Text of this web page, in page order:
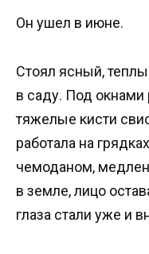
Он ушел в июне.
Стоял ясный,
в саду. Под окнами
тяжелые кисти
работала на
чемоданом,
в земле, лицо
глаза стали уже и